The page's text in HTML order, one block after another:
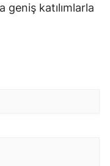
katılımlarla